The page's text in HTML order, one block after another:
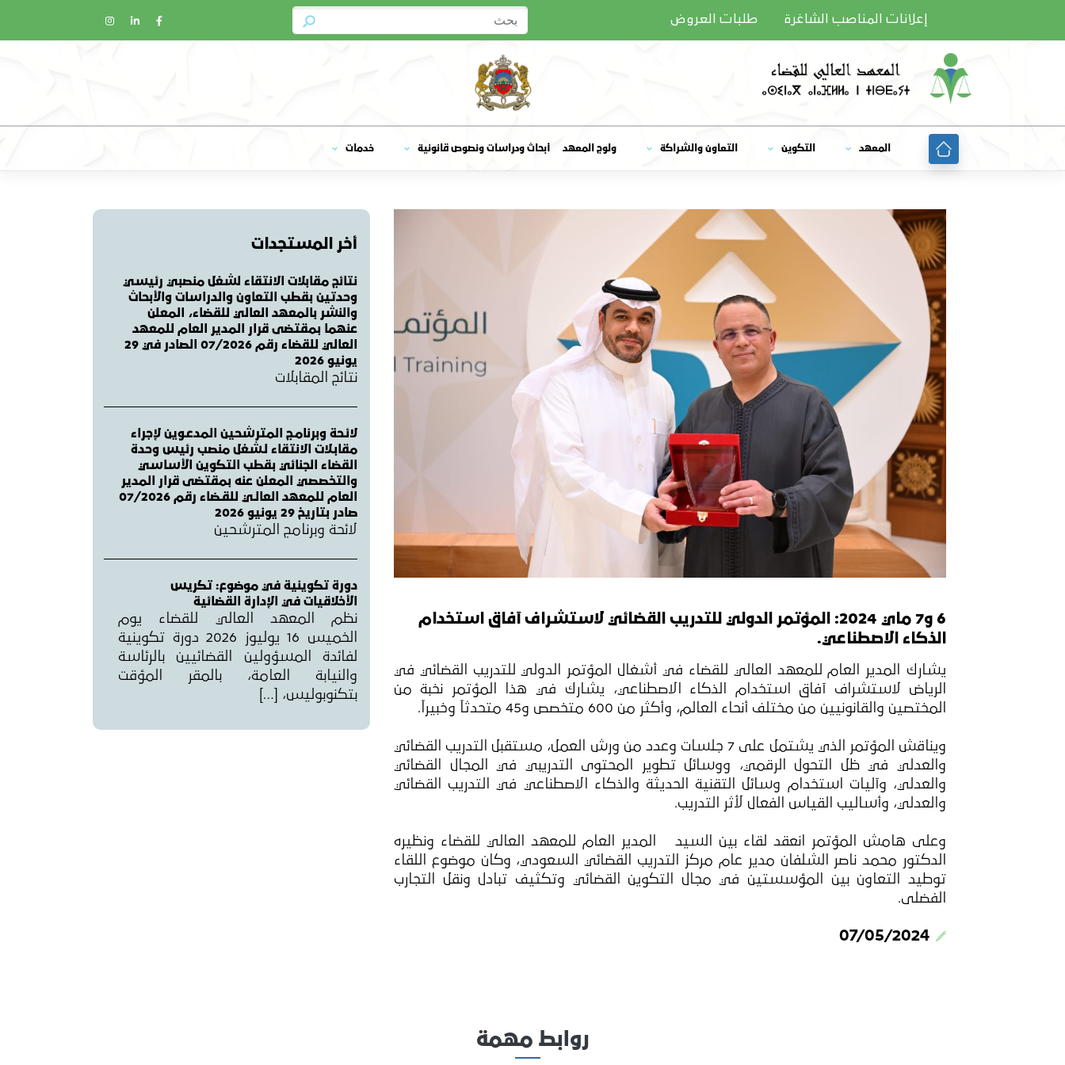
إعلانات المناصب الشاغرة طلبات العروض
المعهد التكوين التعاون والشراكة ولوج المعهد أبحاث ودراسات ونصوص قانونية خدمات
6 و7 ماي 2024: المؤتمر الدولي للتدريب القضائي لاستشراف آفاق استخدام
الذكاء الاصطناعي.
يشارك المدير العام للمعهد العالي للقضاء في أشغال المؤتمر الدولي للتدريب القضائي في
الرياض لاستشراف آفاق استخدام الذكاء الاصطناعي، يشارك في هذا المؤتمر نخبة من
المختصين والقانونيين من مختلف أنحاء العالم، وأكثر من 600 متخصص و45 متحدثاً وخبيراً.
ويناقش المؤتمر الذي يشتمل على 7 جلسات وعدد من ورش العمل، مستقبل التدريب القضائي
والعدلي في ظل التحول الرقمي، ووسائل تطوير المحتوى التدريبي في المجال القضائي
والعدلي، وآليات استخدام وسائل التقنية الحديثة والذكاء الاصطناعي في التدريب القضائي
والعدلي، وأساليب القياس الفعال لأثر التدريب.
وعلى هامش المؤتمر انعقد لقاء بين السيد المدير العام للمعهد العالي للقضاء ونظيره
الدكتور محمد ناصر الشلفان مدير عام مركز التدريب القضائي السعودي، وكان موضوع اللقاء
توطيد التعاون بين المؤسستين في مجال التكوين القضائي وتكثيف تبادل ونقل التجارب
الفضلى.
07/05/2024
أخر المستجدات
نتائج مقابلات الانتقاء لشغل منصبي رئيسي
وحدتين بقطب التعاون والدراسات والأبحاث
والنشر بالمعهد العالي للقضاء، المعلن
عنهما بمقتضى قرار المدير العام للمعهد
العالي للقضاء رقم 07/2026 الصادر في 29
يونيو 2026
نتائج المقابلات
لائـحة وبرنامـج المترشحين المدعـوين لإجراء
مقابـلات الانتقاء لـشغل منصب رئيس وحدة
القضاء الجنائي بقطب التكوين الأساسي
والتخصصي المعلن عنه بمقتضى قرار المدير
العام للمعهد العالـي للقـضاء رقم 07/2026
صادر بتاريخ 29 يونيو 2026
لائحة وبرنامج المترشحين
دورة تكوينية في موضوع: تكريس
الأخلاقيات في الإدارة القضائية
نظم المعهد العالي للقضاء يوم
الخميس 16 يوليوز 2026 دورة تكوينية
لفائدة المسؤولين القضائيين بالرئاسة
والنيابة العامة، بالمقر المؤقت
بتكنوبوليس، […]
روابط مهمة